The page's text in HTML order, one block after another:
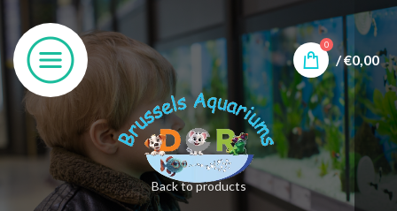
0
/€0,00
Back to products